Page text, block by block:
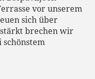
vor unserem
sich über
brechen wir